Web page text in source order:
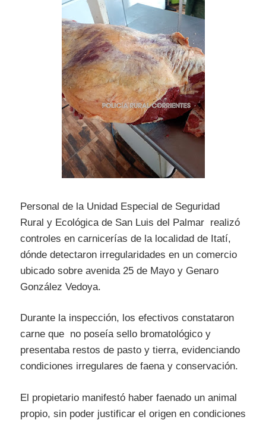
Personal de la Unidad Especial de Seguridad
Rural y Ecológica de San Luis del Palmar realizó
controles en carnicerías de la localidad de Itatí,
dónde detectaron irregularidades en un comercio
ubicado sobre avenida 25 de Mayo y Genaro
González Vedoya.
Durante la inspección, los efectivos constataron
carne que no poseía sello bromatológico y
presentaba restos de pasto y tierra, evidenciando
condiciones irregulares de faena y conservación.
El propietario manifestó haber faenado un animal
propio, sin poder justificar el origen en condiciones